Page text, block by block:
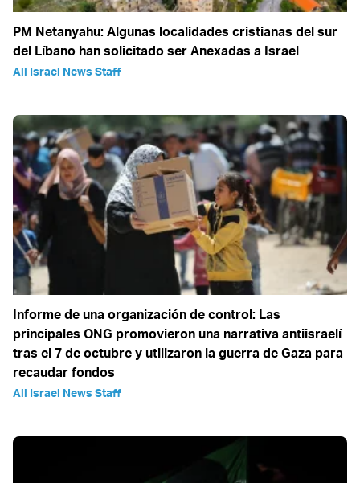
PM Netanyahu: Algunas localidades cristianas del sur
del Líbano han solicitado ser Anexadas a Israel
All Israel News Staff
Informe de una organización de control: Las
principales ONG promovieron una narrativa antiisraelí
tras el 7 de octubre y utilizaron la guerra de Gaza para
recaudar fondos
All Israel News Staff